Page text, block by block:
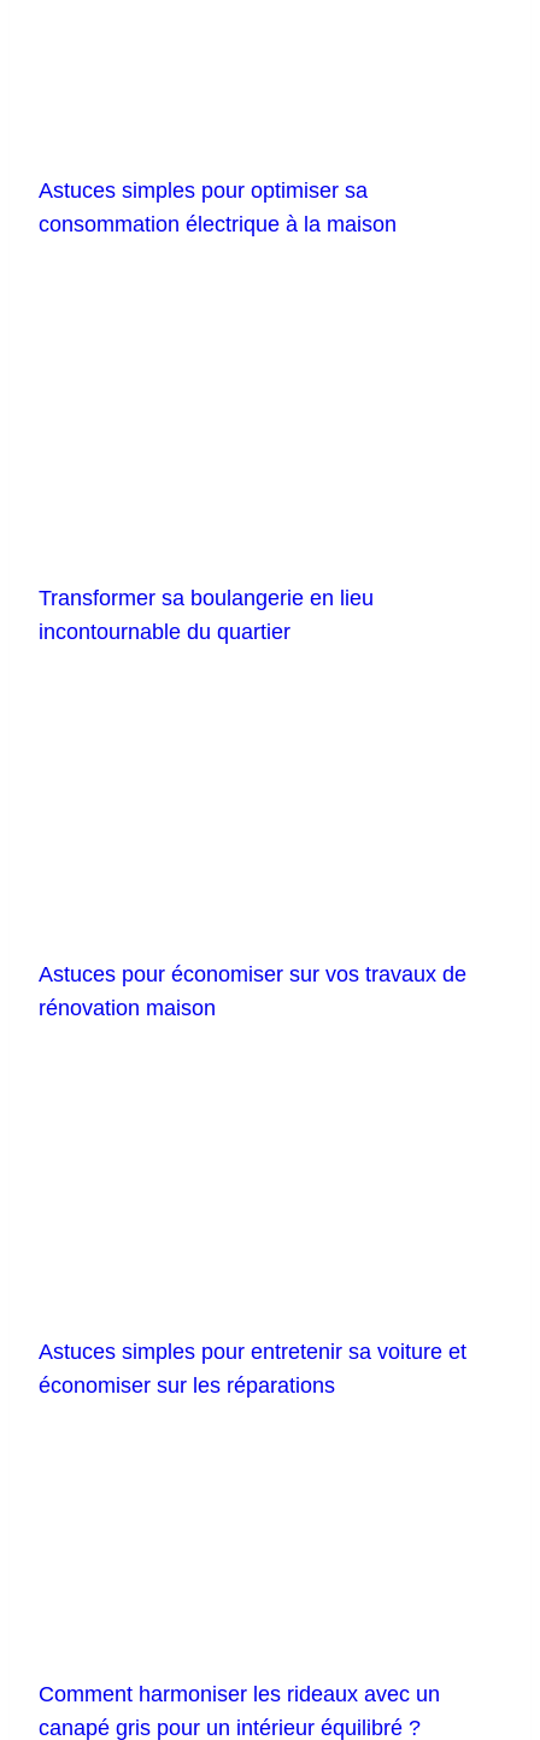
Astuces simples pour optimiser sa
consommation électrique à la maison
Transformer sa boulangerie en lieu
incontournable du quartier
Astuces pour économiser sur vos travaux de
rénovation maison
Astuces simples pour entretenir sa voiture et
économiser sur les réparations
Comment harmoniser les rideaux avec un
canapé gris pour un intérieur équilibré ?